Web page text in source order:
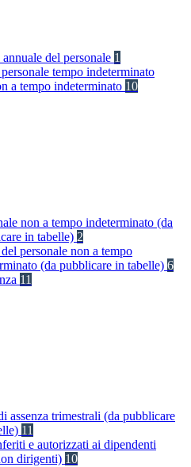
del personale 1
tempo indeterminato
a tempo indeterminato 10
non a tempo indeterminato (da
in tabelle) 2
personale non a tempo
(da pubblicare in tabelle) 6
11
assenza trimestrali (da pubblicare
11
e autorizzati ai dipendenti
dirigenti) 10